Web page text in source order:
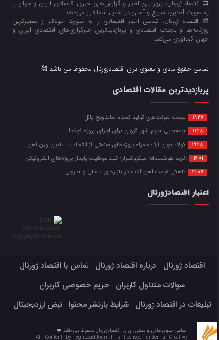
📺 اقتصاد ژورنال، بروزترین اخبار و گزارش‌های خبری اقتصادی ایران و جهان را
به صورت آنلاین، سریع و آسان در اختیار شما قرار می‌‌دهد.
📰 اقتصاد ژورنال، تمامی اخبار اقتصادی را به صورت خودکار از معتبرترین
روزنامه‌ها و مجلات اقتصادی و پربازدیدترین خبرگزاری‌های اقتصادی ایران و
جهان گردآوری می‌کند.
تمامی حقوق مادی و معنوی برای اقتصادژورنال محفوظ می باشد 🥰
پربازدیدترین مقالات اقتصادی
19:27 لیست شرکت‌های تولید کننده ساندویچ پانل
11:28 جابه‌جایی حریم شهر قزوین برای اجرای پروژه فولاد!
19:28 فولاد نوین آرکا؛ همراه پروژه‌های صنعتی از انتخاب تا تأمین ورق آهن
12:01 خرید هوشمندانه میکروکنترلر؛ کلید موفقیت پایدار پروژه‌های الکترونیکی
21:07 کاهش قیمت آهن آلات در بازارهای داخلی و خارجی
اعتبار اقتصادژورنال
اقتصاد ژورنال درباره اقتصاد ژورنال
تماس با اقتصاد ژورنال
سوالات متداول کاربران
حریم خصوصی کاربران
تبلیغات در اقتصاد ژورنال
شرایط بازنشر محتوا نبض ارزدیجیتال
تمامی حقوق مادی و معنوی برای اقتصادژورنال محفوظ می باشد ❤️
All Content by EghtesadJournal is licensed under a Creative